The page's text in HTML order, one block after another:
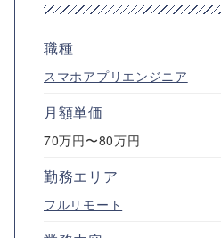
職種
スマホアプリエンジニア
月額単価
70万円〜80万円
勤務エリア
フルリモート